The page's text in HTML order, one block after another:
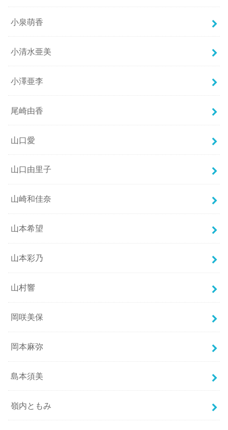
小泉萌香
小清水亜美
小澤亜李
尾崎由香
山口愛
山口由里子
山崎和佳奈
山本希望
山本彩乃
山村響
岡咲美保
岡本麻弥
島本須美
嶺内ともみ